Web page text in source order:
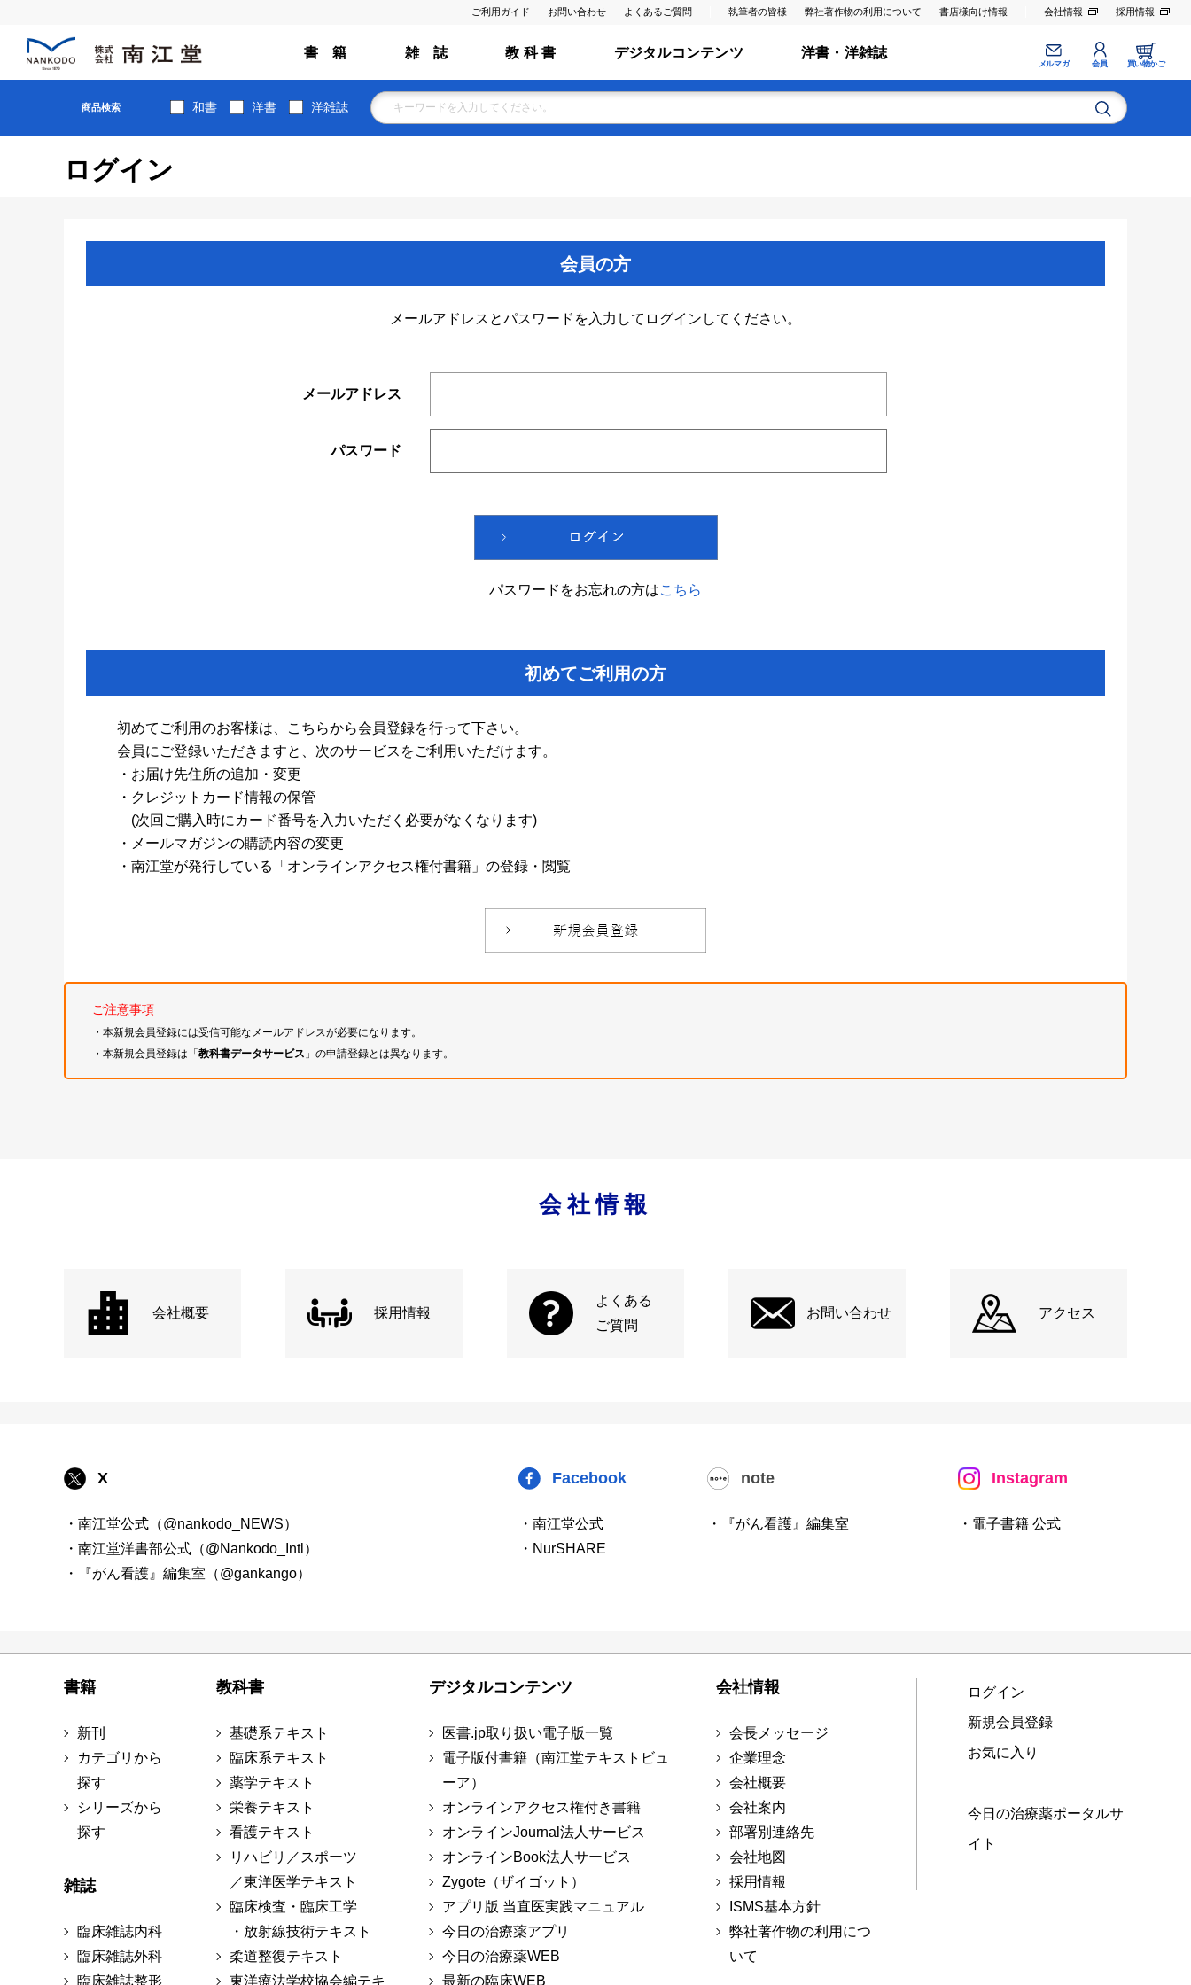
ご利用ガイド お問い合わせ よくあるご質問 執筆者の皆様 弊社著作物の利用について 書店様向け情報 会社情報 採用情報
書 籍 雑 誌 教 科 書 デジタルコンテンツ 洋書・洋雑誌
メルマガ 会員 買い物かご
商品検索 和書 洋書 洋雑誌
ログイン
会員の方
メールアドレスとパスワードを入力してログインしてください。
メールアドレス
パスワード
パスワードをお忘れの方はこちら
初めてご利用の方
初めてご利用のお客様は、こちらから会員登録を行って下さい。
会員にご登録いただきますと、次のサービスをご利用いただけます。
・お届け先住所の追加・変更
・クレジットカード情報の保管
(次回ご購入時にカード番号を入力いただく必要がなくなります)
・メールマガジンの購読内容の変更
・南江堂が発行している「オンラインアクセス権付書籍」の登録・閲覧
ご注意事項
・本新規会員登録には受信可能なメールアドレスが必要になります。
・本新規会員登録は「教科書データサービス 」の申請登録とは異なります。
会社情報
会社概要 採用情報
よくある
ご質問
お問い合わせ アクセス
X
・南江堂公式（@nankodo_NEWS）
・南江堂洋書部公式（@Nankodo_Intl）
・『がん看護』編集室（@gankango）
Facebook
・南江堂公式
・NurSHARE
note
・『がん看護』編集室
Instagram
・電子書籍 公式
書籍
新刊
カテゴリから
探す
シリーズから
探す
雑誌
臨床雑誌内科
臨床雑誌外科
臨床雑誌整形
教科書
基礎系テキスト
臨床系テキスト
薬学テキスト
栄養テキスト
看護テキスト
リハビリ／スポーツ
／東洋医学テキスト
臨床検査・臨床工学
・放射線技術テキスト
柔道整復テキスト
東洋療法学校協会編テキ
デジタルコンテンツ
医書.jp取り扱い電子版一覧
電子版付書籍（南江堂テキストビュ
ーア）
オンラインアクセス権付き書籍
オンラインJournal法人サービス
オンラインBook法人サービス
Zygote（ザイゴット）
アプリ版 当直医実践マニュアル
今日の治療薬アプリ
今日の治療薬WEB
最新の臨床WEB
会社情報
会長メッセージ
企業理念
会社概要
会社案内
部署別連絡先
会社地図
採用情報
ISMS基本方針
弊社著作物の利用につ
いて
ログイン
新規会員登録
お気に入り
今日の治療薬ポータルサ
イト